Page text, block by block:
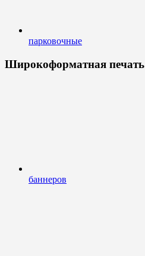
парковочные
Широкоформатная печать
баннеров